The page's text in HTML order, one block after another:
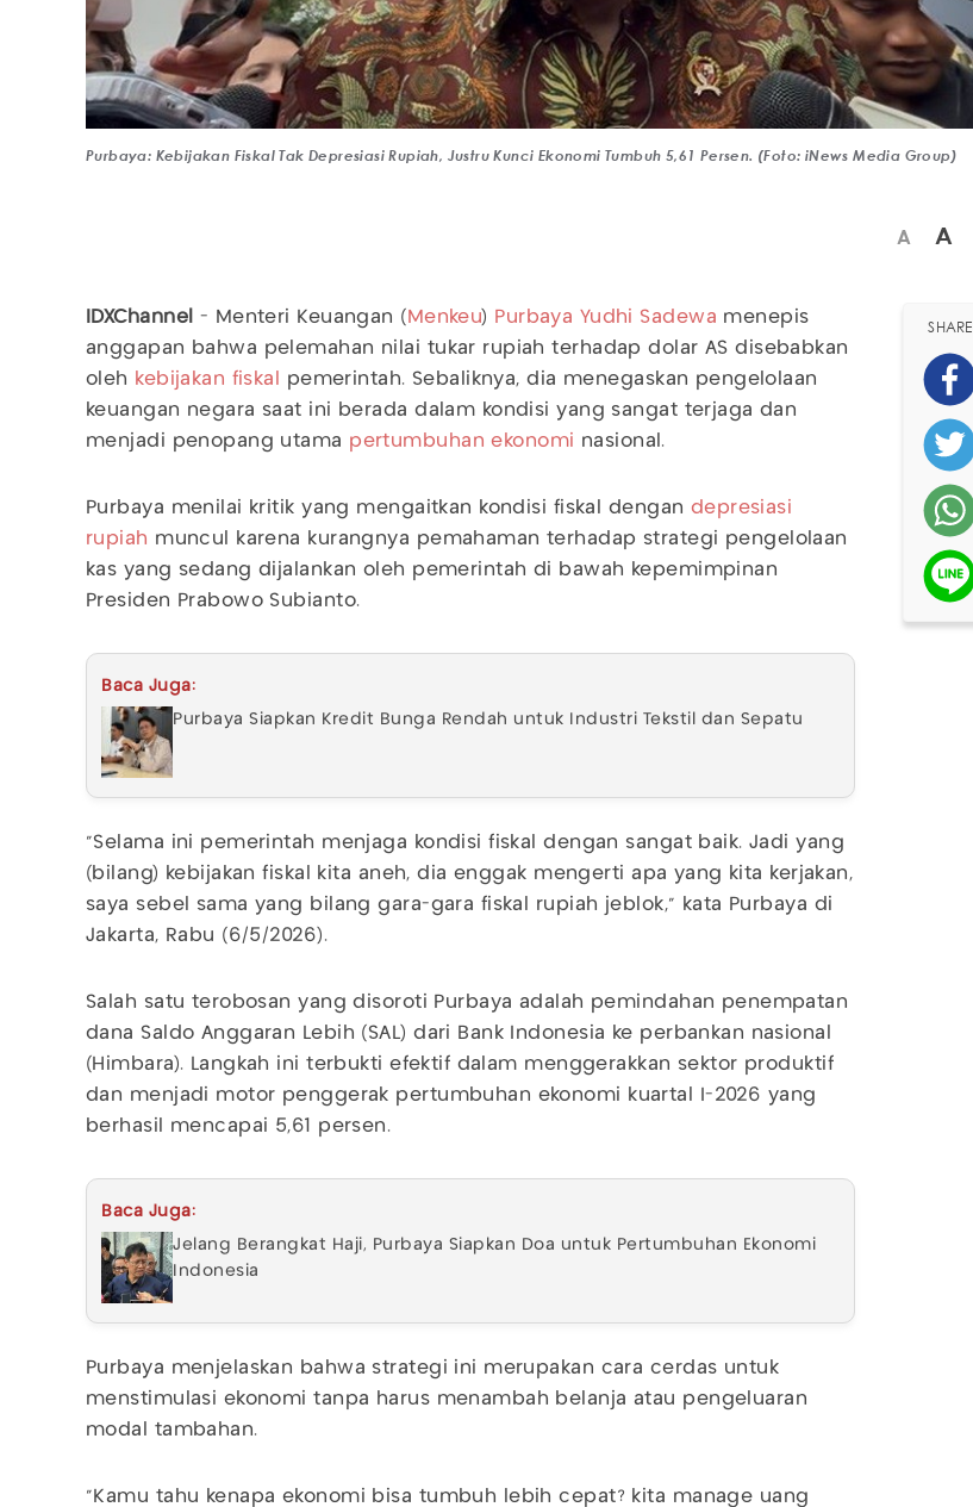
Purbaya: Kebijakan Fiskal Tak Depresiasi Rupiah, Justru Kunci Ekonomi Tumbuh 5,61 Persen. (Foto: iNews Media Group)
A A
IDXChannel - Menteri Keuangan ( Menkeu) Purbaya Yudhi Sadewa menepis
anggapan bahwa pelemahan nilai tukar rupiah terhadap dolar AS disebabkan
oleh kebijakan fiskal
pemerintah. Sebaliknya, dia menegaskan pengelolaan
keuangan negara saat ini berada dalam kondisi yang sangat terjaga dan
menjadi penopang utama pertumbuhan ekonomi nasional.
Purbaya menilai kritik yang mengaitkan kondisi fiskal dengan depresiasi
rupiah muncul karena kurangnya pemahaman terhadap strategi pengelolaan
kas yang sedang dijalankan oleh pemerintah di bawah kepemimpinan
Presiden Prabowo Subianto.
Baca Juga:
Purbaya Siapkan Kredit Bunga Rendah untuk Industri Tekstil dan Sepatu
"Selama ini pemerintah menjaga kondisi fiskal dengan sangat baik. Jadi yang
(bilang) kebijakan fiskal kita aneh, dia enggak mengerti apa yang kita kerjakan,
saya sebel sama yang bilang gara-gara fiskal rupiah jeblok," kata Purbaya di
Jakarta, Rabu (6/5/2026).
Salah satu terobosan yang disoroti Purbaya adalah pemindahan penempatan
dana Saldo Anggaran Lebih (SAL) dari Bank Indonesia ke perbankan nasional
(Himbara). Langkah ini terbukti efektif dalam menggerakkan sektor produktif
dan menjadi motor penggerak pertumbuhan ekonomi kuartal I-2026 yang
berhasil mencapai 5,61 persen.
Baca Juga:
Jelang Berangkat Haji, Purbaya Siapkan Doa untuk Pertumbuhan Ekonomi
Indonesia
Purbaya menjelaskan bahwa strategi ini merupakan cara cerdas untuk
menstimulasi ekonomi tanpa harus menambah belanja atau pengeluaran
modal tambahan.
"Kamu tahu kenapa ekonomi bisa tumbuh lebih cepat? kita manage uang
SHARE